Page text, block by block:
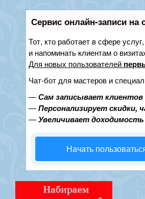
Сервис онлайн-записи на
Тот, кто работает в сфере
и напоминать клиентам о
Для новых пользователей
Чат-бот для мастеров и
—Сам записывает
—Персонализирует скидки,
—Увеличивает
Начать